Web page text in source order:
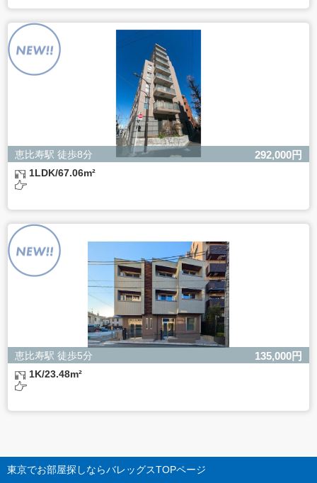
恵比寿駅 徒歩8分 292,000円
1LDK/67.06m²
恵比寿駅 徒歩5分 135,000円
1K/23.48m²
東京でお部屋探しならバレッグスTOPページ